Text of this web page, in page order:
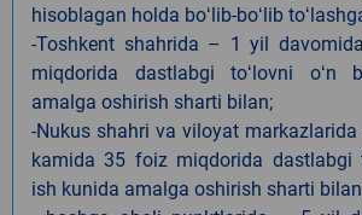
hisoblagan holda boʻlib-boʻlib
-Toshkent shahrida – 1 yil
miqdorida dastlabgi toʻlovni oʻn
amalga oshirish sharti bilan;
-Nukus shahri va viloyat
kamida 35 foiz miqdorida dastlabgi
ish kunida amalga oshirish sharti